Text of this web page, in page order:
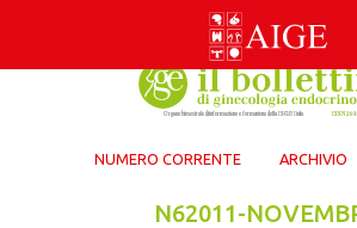
NUMERO CORRENTE ARCHIVIO
N62011-